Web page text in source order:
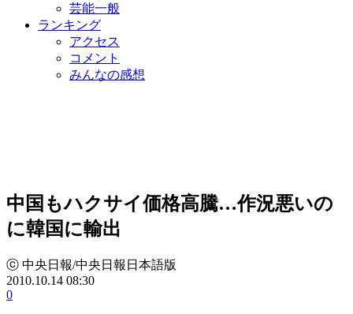
芸能一般
ランキング
アクセス
コメント
みんなの感想
中国もハクサイ価格高騰…作況悪いの
に韓国に輸出
ⓒ 中央日報/中央日報日本語版
2010.10.14 08:30
0